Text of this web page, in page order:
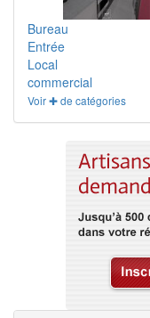
Bureau
Entrée
Local
commercial
Voir ✚ de catégories